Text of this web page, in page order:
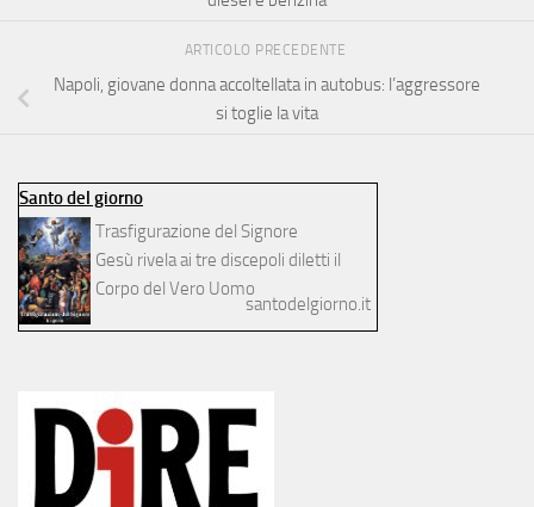
ARTICOLO PRECEDENTE
Napoli, giovane donna accoltellata in autobus: l’aggressore
si toglie la vita
Santo del giorno
Trasfigurazione del Signore
Gesù rivela ai tre discepoli diletti il
Corpo del Vero Uomo
santodelgiorno.it